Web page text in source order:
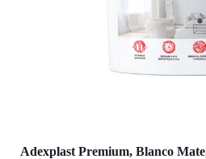
Adexplast Premium, Blanco